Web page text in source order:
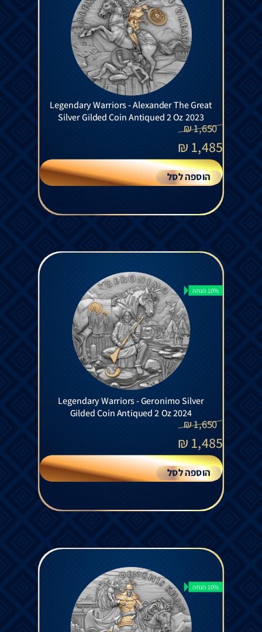
Legendary Warriors - Alexander The Great
Silver Gilded Coin Antiqued 2 Oz 2023
1,650
₪
1,485
₪
הוספה לסל
10% הנחה
Legendary Warriors - Geronimo Silver
Gilded Coin Antiqued 2 Oz 2024
1,650
₪
1,485
₪
הוספה לסל
10% הנחה